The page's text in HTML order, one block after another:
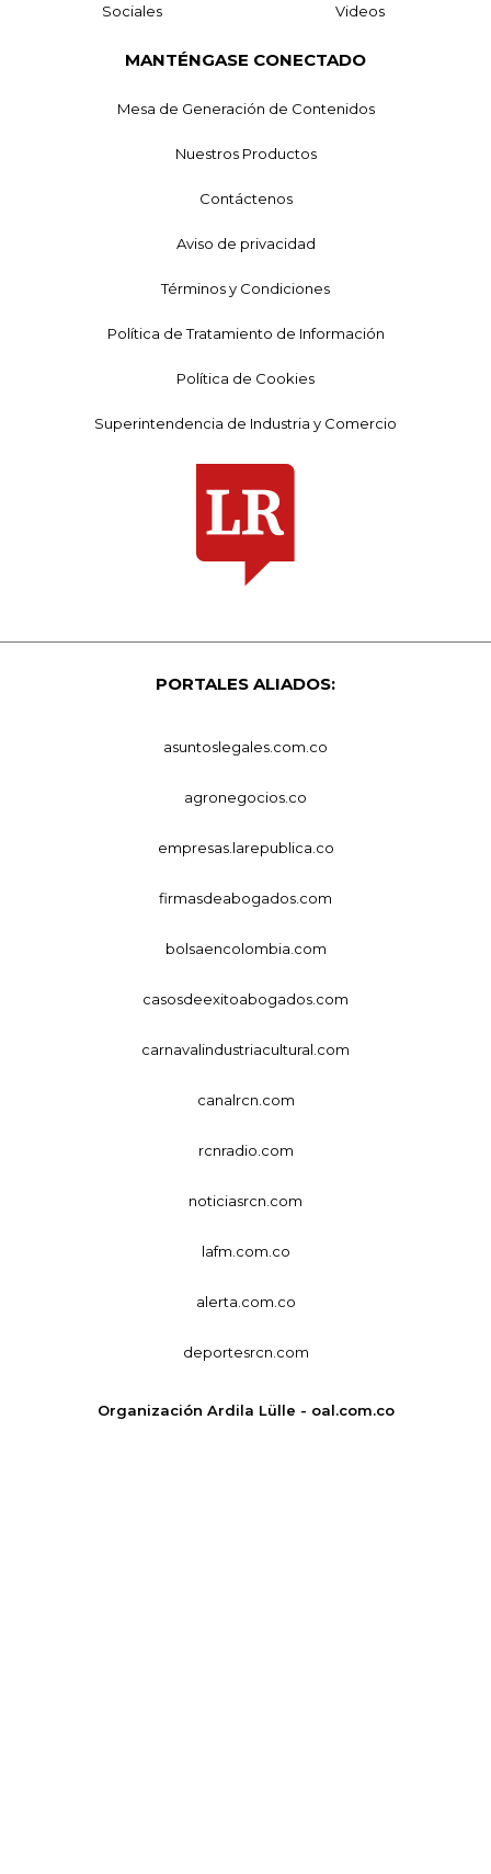
Sociales Videos
MANTÉNGASE CONECTADO
Mesa de Generación de Contenidos
Nuestros Productos
Contáctenos
Aviso de privacidad
Términos y Condiciones
Política de Tratamiento de Información
Política de Cookies
Superintendencia de Industria y Comercio
PORTALES ALIADOS:
asuntoslegales.com.co
agronegocios.co
empresas.larepublica.co
firmasdeabogados.com
bolsaencolombia.com
casosdeexitoabogados.com
carnavalindustriacultural.com
canalrcn.com
rcnradio.com
noticiasrcn.com
lafm.com.co
alerta.com.co
deportesrcn.com
Organización Ardila Lülle - oal.com.co